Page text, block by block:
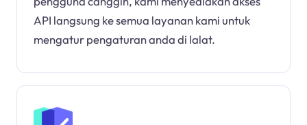
API langsung ke semua layanan kami untuk
mengatur pengaturan anda di lalat.